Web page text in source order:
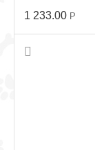
1 233.00 Р